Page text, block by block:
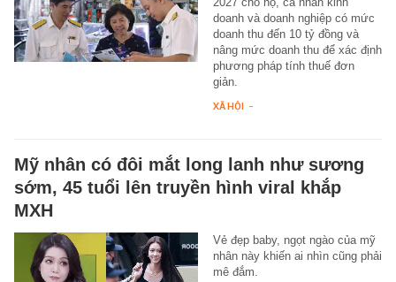
doanh và doanh nghiệp có mức
doanh thu đến 10 tỷ đồng và
nâng mức doanh thu để xác định
phương pháp tính thuế đơn
giản.
XÃ HỘI -
Mỹ nhân có đôi mắt long lanh như sương
sớm, 45 tuổi lên truyền hình viral khắp
MXH
Vẻ đẹp baby, ngọt ngào của mỹ
nhân này khiến ai nhìn cũng phải
mê đắm.